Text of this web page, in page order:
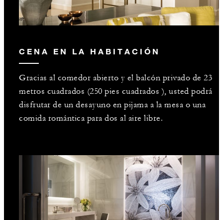
CENA EN LA HABITACIÓN
Gracias al comedor abierto y el balcón privado de 23
metros cuadrados (250 pies cuadrados ), usted podrá
disfrutar de un desayuno en pijama a la mesa o una
comida romántica para dos al aire libre.